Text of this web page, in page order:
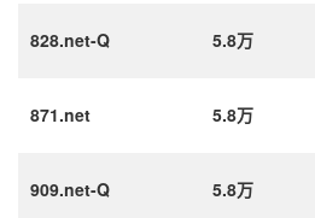
828.net-Q 5.8万
871.net 5.8万
909.net-Q 5.8万